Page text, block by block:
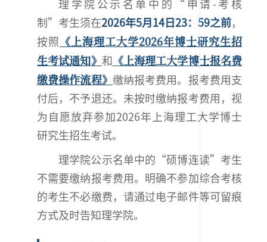
理学院公示名单中的“申请-考核
制”考生须在2026年5月14日23：59之前，
按照
《上海理工大学2026年博士研究生招
生考试通知》 和
《上海理工大学博士报名费
缴费操作流程》 缴纳报考费用。报考费用支
付后，不予退还。未按时缴纳报考费用，视
为自愿放弃参加2026年上海理工大学博士
研究生招生考试。
理学院公示名单中的“硕博连读”考生
不需要缴纳报考费用。明确不参加综合考核
的考生不必缴费，请通过电子邮件等可留痕
方式及时告知理学院。